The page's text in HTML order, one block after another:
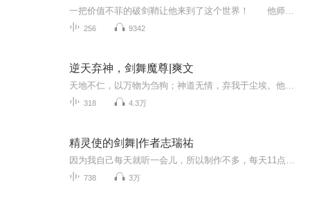
256 9342
逆天弃神，剑舞魔尊|爽文
318 4.3万
精灵使的剑舞|作者志瑞祐
738 3万